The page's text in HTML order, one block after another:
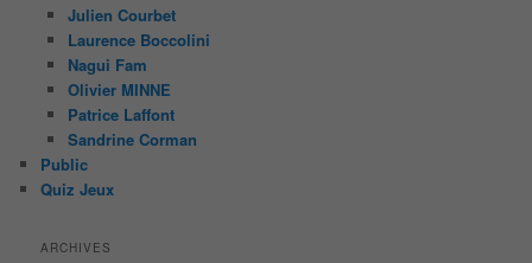
Julien Courbet
Laurence Boccolini
Nagui Fam
Olivier MINNE
Patrice Laffont
Sandrine Corman
Public
Quiz Jeux
ARCHIVES